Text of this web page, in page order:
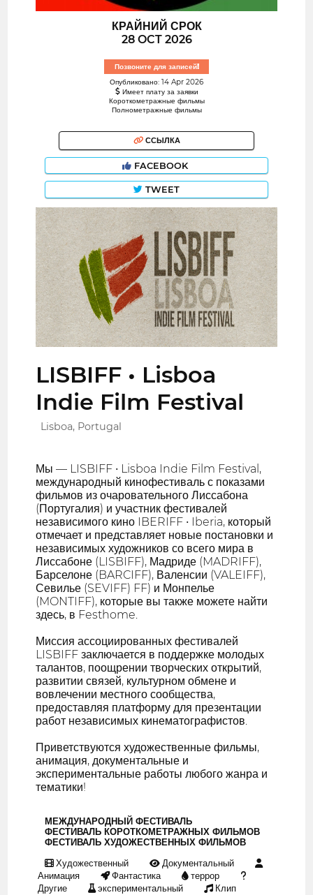
КРАЙНИЙ СРОК
28 OCT 2026
Позвоните для записей!
Опубликовано: 14 Apr 2026
Имеет плату за заявки
Короткометражные фильмы
Полнометражные фильмы
ССЫЛКА
FACEBOOK
TWEET
LISBIFF • Lisboa
Indie Film Festival
Lisboa, Portugal
Мы — LISBIFF • Lisboa Indie Film Festival,
международный кинофестиваль с показами
фильмов из очаровательного Лиссабона
(Португалия) и участник фестивалей
независимого кино IBERIFF • Iberia, который
отмечает и представляет новые постановки и
независимых художников со всего мира в
Лиссабоне (LISBIFF), Мадриде (MADRIFF),
Барселоне (BARCIFF), Валенсии (VALEIFF),
Севилье (SEVIFF) FF) и Монпелье
(MONTIFF), которые вы также можете найти
здесь, в Festhome.
Миссия ассоциированных фестивалей
LISBIFF заключается в поддержке молодых
талантов, поощрении творческих открытий,
развитии связей, культурном обмене и
вовлечении местного сообщества,
предоставляя платформу для презентации
работ независимых кинематографистов.
Приветствуются художественные фильмы,
анимация, документальные и
экспериментальные работы любого жанра и
тематики!
МЕЖДУНАРОДНЫЙ ФЕСТИВАЛЬ
ФЕСТИВАЛЬ КОРОТКОМЕТРАЖНЫХ ФИЛЬМОВ
ФЕСТИВАЛЬ ХУДОЖЕСТВЕННЫХ ФИЛЬМОВ
Художественный
Документальный
Анимация
Фантастика
террор
Другие
экспериментальный Клип